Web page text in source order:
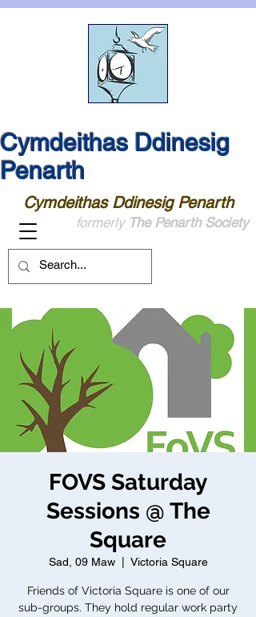
Cymdeithas Ddinesig
Penarth
Cymdeithas Ddinesig Penarth
formerly The Penarth Society
FOVS Saturday
Sessions @ The
Square
Sad, 09 Maw
  |
Victoria Square
Friends of Victoria Square is one of our
sub-groups. They hold regular work party